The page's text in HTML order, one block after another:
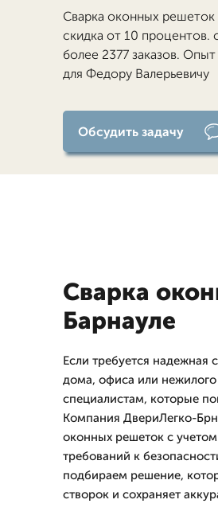
Сварка оконных
скидка от 10 процентов.
более 2377 заказов.
для Федору Валерьевичу
Обсудить задачу
Сварка
Барнауле
Если требуется надежная
дома, офиса или
специалистам, которые
Компания ДвериЛегко-Брн
оконных решеток с
требований к
подбираем решение,
створок и сохраняет